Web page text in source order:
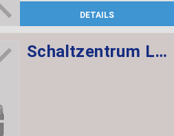
DETAILS
Schaltzentrum Lenksäule